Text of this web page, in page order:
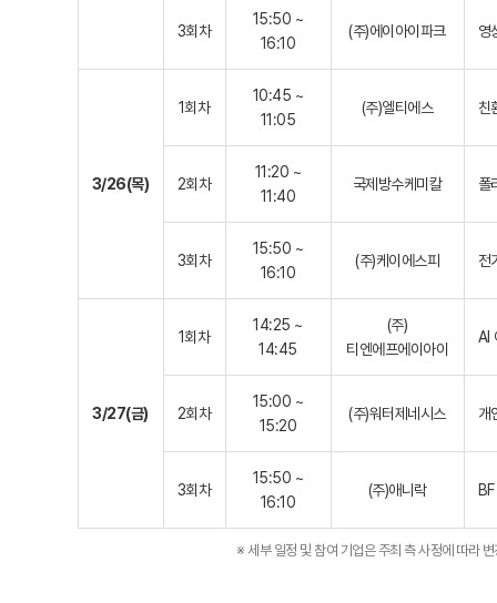
3회차
15:50 ~
16:10
(주)에이아이파크 영
3/26(목)
1회차
10:45 ~
11:05
(주)엘티에스 친
2회차
11:20 ~
11:40
국제방수케미칼 폴
3회차
15:50 ~
16:10
(주)케이에스피 전
3/27(금)
1회차
14:25 ~
14:45
(주)
티엔에프에이아이
AI
2회차
15:00 ~
15:20
(주)워터제네시스 개
3회차
15:50 ~
16:10
(주)애니락
※ 세부 일정 및 참여 기업은 주최 측 사정에 따라